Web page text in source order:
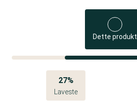
Dette produkt
27%
Laveste